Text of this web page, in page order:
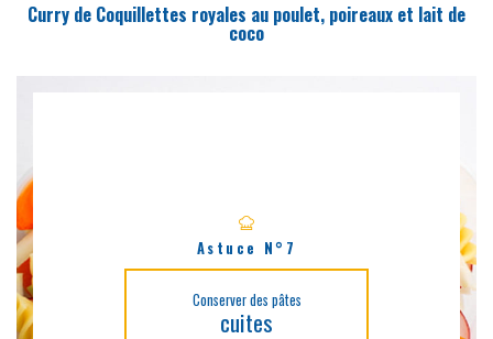
Curry de Coquillettes royales au poulet, poireaux et lait de
coco
Astuce N°7
Conserver des pâtes
cuites